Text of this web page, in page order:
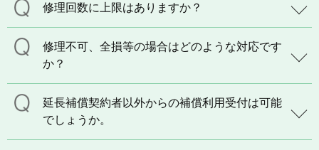
修理回数に上限はありますか？
修理不可、全損等の場合はどのような対応です
か？
延長補償契約者以外からの補償利用受付は可能
でしょうか。